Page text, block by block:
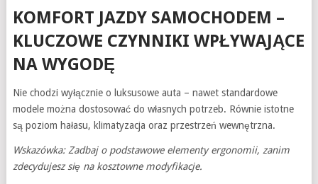
KOMFORT JAZDY SAMOCHODEM –
KLUCZOWE CZYNNIKI WPŁYWAJĄCE
NA WYGODĘ
Nie chodzi wyłącznie o luksusowe auta – nawet standardowe
modele można dostosować do własnych potrzeb. Równie istotne
są poziom hałasu, klimatyzacja oraz przestrzeń wewnętrzna.
Wskazówka: Zadbaj o podstawowe elementy ergonomii, zanim
zdecydujesz się na kosztowne modyfikacje.